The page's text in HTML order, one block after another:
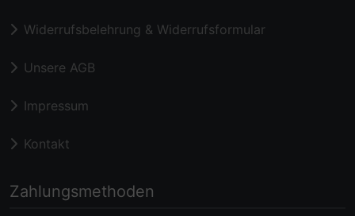
Widerrufsbelehrung & Widerrufsformular
Unsere AGB
Impressum
Kontakt
Zahlungsmethoden